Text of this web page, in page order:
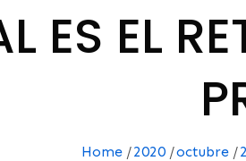
ES EL
Home 2020 octubre